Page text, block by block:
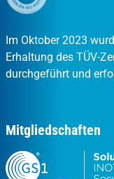
Im Oktober 2023
Erhaltung des TÜV-
durchgeführt und
Mitgliedschaften